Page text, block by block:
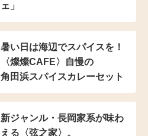
ェ」
暑い日は海辺でスパイスを！
〈燦燦CAFE〉自慢の
角田浜スパイスカレーセット
新ジャンル・長岡家系が味わ
える〈弦之家〉。